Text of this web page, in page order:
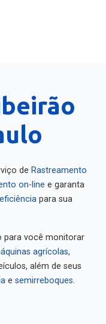
de Rastreamento
on-line e garanta
para sua
para você monitorar
agrícolas,
além de seus
e semirreboques.